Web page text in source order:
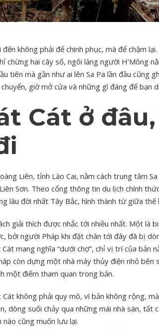
không phải để chinh phục, mà để chậm
chừng hai cây số, ngôi làng người H’Mông
tiên mà gần như ai lên Sa Pa lần đầu cũng
giờ mở cửa và những gì đáng để bạn
Cát ở
Liên, tỉnh Lào Cai, nằm cách trung tâm
Sơn. Theo cổng thông tin du lịch chính
lâu đời nhất Tây Bắc, hình thành từ giữa thế
giải thích được nhắc tới nhiều nhất. Một là
bởi người Pháp khi đặt chân tới đây đã bị
mang nghĩa “dưới chợ”, chỉ vị trí của bản
còn dựng một nhà máy thủy điện nhỏ bên
một điểm tham quan trong bản.
không phải quy mô, vì bản không rộng,
dòng suối chảy qua những mái nhà sàn, tất
nào cũng muốn lưu lại.